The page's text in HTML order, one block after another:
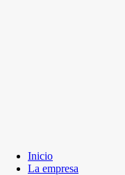
Inicio
La empresa